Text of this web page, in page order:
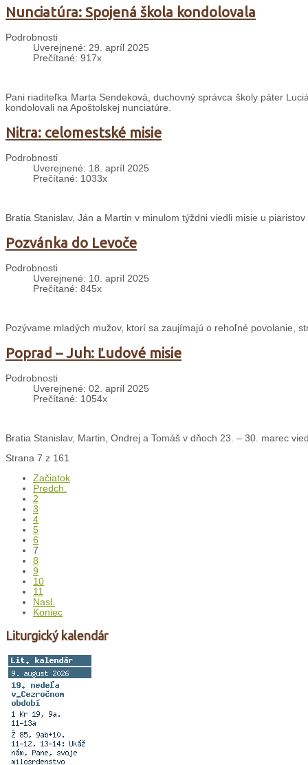
Nunciatúra: Spojená škola kondolovala
Podrobnosti
Uverejnené: 29. apríl 2025
Prečítané: 917x
Pani riaditeľka Marta Sendeková, duchovný správca školy páter
kondolovali na Apoštolskej nunciatúre.
Nitra: celomestské misie
Podrobnosti
Uverejnené: 18. apríl 2025
Prečítané: 1033x
Bratia Stanislav, Ján a Martin v minulom týždni viedli misie u
Pozvánka do Levoče
Podrobnosti
Uverejnené: 10. apríl 2025
Prečítané: 845x
Pozývame mladých mužov, ktorí sa zaujímajú o rehoľné povolanie,
Poprad – Juh: Ľudové misie
Podrobnosti
Uverejnené: 02. apríl 2025
Prečítané: 1054x
Bratia Stanislav, Martin, Ondrej a Tomáš v dňoch 23. – 30. marec
Strana 7 z 161
Začiatok
Predch.
2
3
4
5
6
7
8
9
10
11
Nasl.
Koniec
Liturgický kalendár